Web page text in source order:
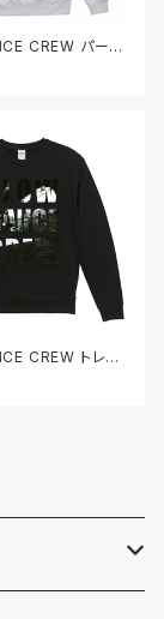
CREW パーカ
CREW トレー